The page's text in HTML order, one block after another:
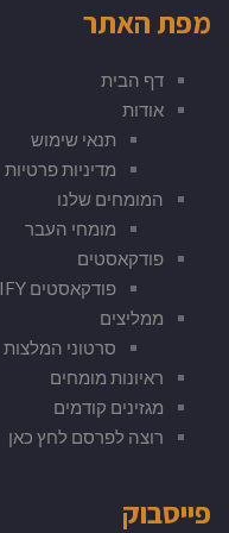
מפת האתר
דף הבית
אודות
תנאי שימוש
מדיניות פרטיות
המומחים שלנו
מומחי העבר
פודקאסטים
פודקאסטים SPOTIFY
ממליצים
סרטוני המלצות
ראיונות מומחים
מגזינים קודמים
רוצה לפרסם לחץ כאן
פייסבוק